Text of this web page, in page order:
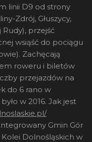
linii D9 od strony
Zdrój, Głuszycy,
przejść
wsiąść do pociągu
Zachęcają
roweru i biletów
przejazdów na
do 6 rano w
w 2016. Jak jest
Gmin Gór
Dolnośląskich w